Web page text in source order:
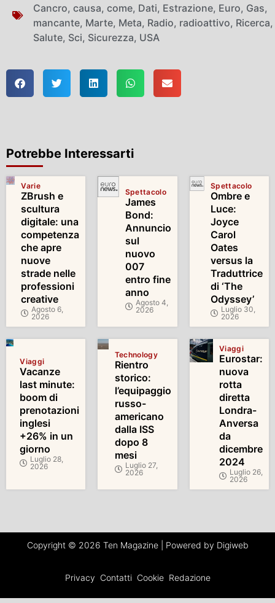
Cancro, causa, come, Dati, Estrazione, Euro, Gas,
mancante, Marte, Meta, Radio, radioattivo, Ricerca,
Salute, Sci, Sicurezza, USA
Potrebbe Interessarti
Varie
ZBrush e
scultura
digitale: una
competenza
che apre
nuove
strade nelle
professioni
creative
Agosto 6,
2026
Spettacolo
James
Bond:
Annuncio
sul
nuovo
007
entro fine
anno
Agosto 4,
2026
Spettacolo
Ombre e
Luce:
Joyce
Carol
Oates
versus la
Traduttrice
di ‘The
Odyssey’
Luglio 30,
2026
Viaggi
Vacanze
last minute:
boom di
prenotazioni
inglesi
+26% in un
giorno
Luglio 28,
2026
Technology
Rientro
storico:
l’equipaggio
russo-
americano
dalla ISS
dopo 8
mesi
Luglio 27,
2026
Viaggi
Eurostar:
nuova
rotta
diretta
Londra-
Anversa
da
dicembre
2024
Luglio 26,
2026
Copyright © 2026 Ten Magazine | Powered by Digiweb
Privacy Contatti Cookie Redazione